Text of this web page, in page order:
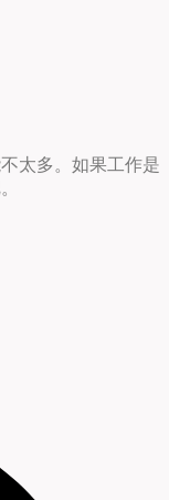
太多。如果工作是